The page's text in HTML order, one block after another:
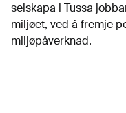
selskapa i Tussa
miljøet, ved å fremje
miljøpåverknad.